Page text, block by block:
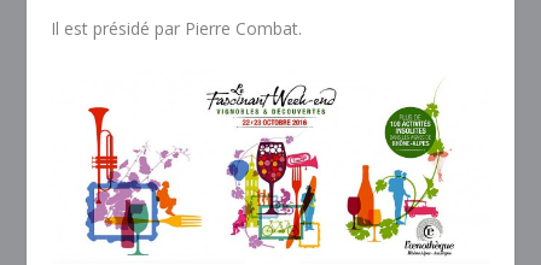
Il est présidé par Pierre Combat.